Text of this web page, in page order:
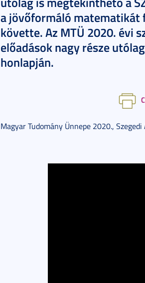
a jövőformáló matematikát
követte. Az MTÜ 2020. évi
előadások nagy része
honlapján.
Magyar Tudomány Ünnepe 2020.,